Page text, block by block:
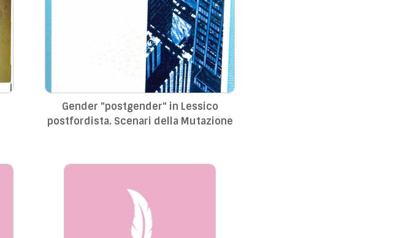
Gender "postgender" in Lessico
postfordista. Scenari della Mutazione